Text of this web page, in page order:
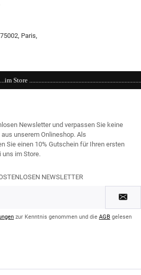
Paris,
Newsletter und verpassen Sie keine
unserem Onlineshop. Als
Sie einen 10% Gutschein für Ihren ersten
uns im Store.
NEWSLETTER
zur Kenntnis genommen und die AGB gelesen